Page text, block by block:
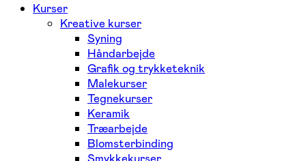
Kurser
Kreative kurser
Syning
Håndarbejde
Grafik og trykketeknik
Malekurser
Tegnekurser
Keramik
Træarbejde
Blomsterbinding